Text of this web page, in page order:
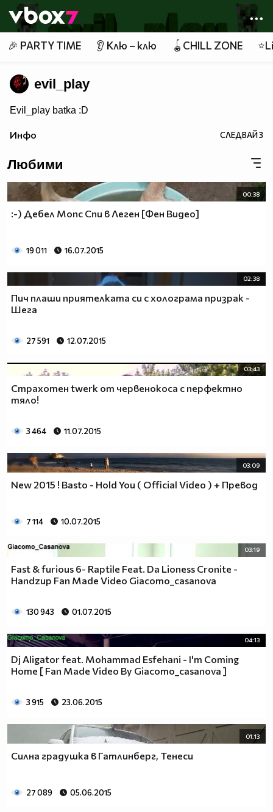
Member of
👾
🎉 PARTY TIME 👂 Клю – клю 🪀CHILL ZONE
evil_play
Evil_play batka :D
Инфо СЛЕДВАЙ3
Любими
00:38
:-) Дебел Мопс Спи в Леген [Фен Видео]
19 011 16.07.2015
02:38
Пич плаши приятелката си с холограма призрак -
Шега
27 591 12.07.2015
03:43
Страхотен twerk от червенокоса с перфектно
тяло!
3 464 11.07.2015
03:09
New 2015 ! Basto - Hold You ( Official Video ) + Превод
7 114 10.07.2015
03:19
Fast & furious 6- Raptile Feat. Da Lioness Cronite -
Handzup Fan Made Video Giacomo_casanova
130 943 01.07.2015
04:13
Dj Aligator feat. Mohammad Esfehani - I'm Coming
Home [ Fan Made Video By Giacomo_casanova ]
3 915 23.06.2015
01:13
Силна градушка в Гатлинберг, Тенеси
27 089 05.06.2015